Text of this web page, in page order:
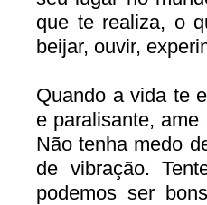
que te realiza, o
beijar, ouvir,
Quando a vida te
e paralisante,
Não tenha medo
de vibração.
podemos ser